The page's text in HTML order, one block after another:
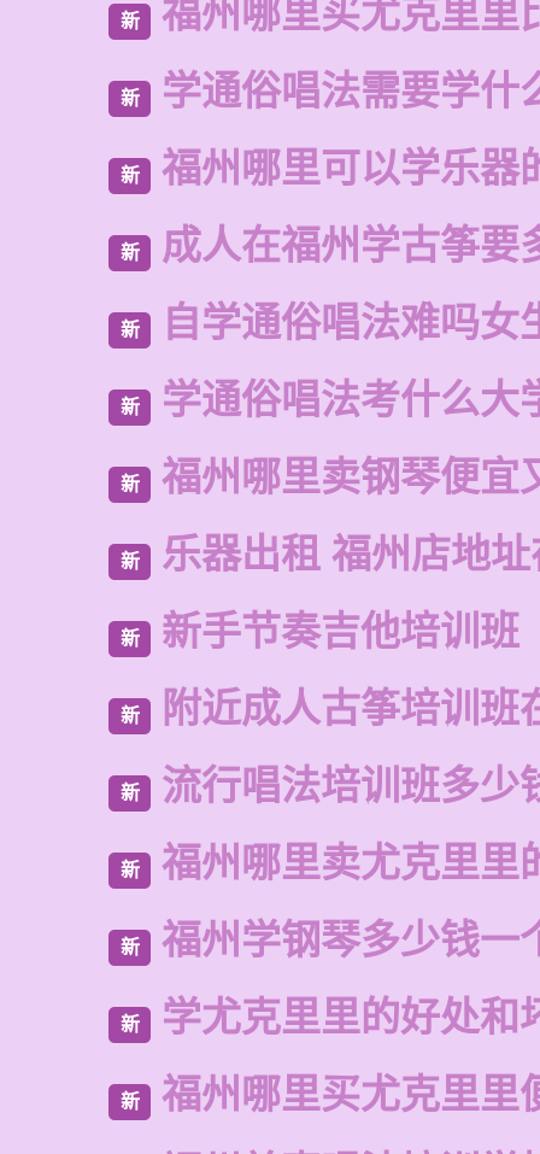
新 福州哪里买尤克里里
新 学通俗唱法需要学什
新 福州哪里可以学乐器
新 成人在福州学古筝要
新 自学通俗唱法难吗女
新 学通俗唱法考什么大
新 福州哪里卖钢琴便宜
新 乐器出租 福州店地
新 新手节奏吉他培训班
新 附近成人古筝培训班
新 流行唱法培训班多少
新 福州哪里卖尤克里里
新 福州学钢琴多少钱一
新 学尤克里里的好处和
新 福州哪里买尤克里里